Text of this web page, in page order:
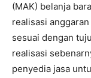
(MAK) belanja
realisasi
sesuai dengan
realisasi
penyedia jasa